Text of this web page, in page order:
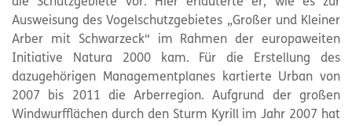
Ausweisung des Vogelschutzgebietes „Großer und Kleiner
Arber mit Schwarzeck“ im Rahmen der europaweiten
Initiative Natura 2000 kam. Für die Erstellung des
dazugehörigen Managementplanes kartierte Urban von
2007 bis 2011 die Arberregion. Aufgrund der großen
Windwurfflächen durch den Sturm Kyrill im Jahr 2007 hat